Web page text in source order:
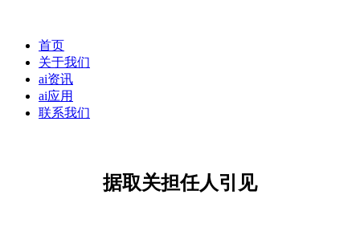
首页
关于我们
ai资讯
ai应用
联系我们
据取关担任人引见